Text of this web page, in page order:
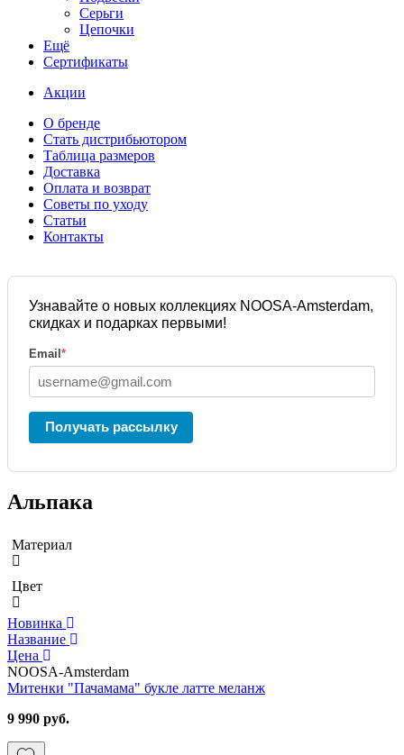
Серьги
Цепочки
Ещё
Сертификаты
Акции
О бренде
Стать дистрибьютором
Таблица размеров
Доставка
Оплата и возврат
Советы по уходу
Статьи
Контакты
Узнавайте о новых коллекциях NOOSA-Amsterdam,
скидках и подарках первыми!
Email *
Получать рассылку
Альпака
Материал
Цвет
Новинка
Название
Цена
NOOSA-Amsterdam
Митенки "Пачамама" букле латте меланж
9 990 руб.